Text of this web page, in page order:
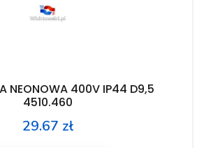
NEONOWA 400V IP44 D9,5
4510.460
Price
29.67 zł